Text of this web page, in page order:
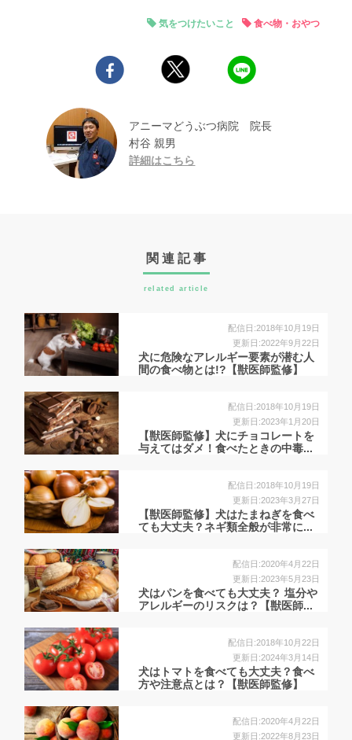
気をつけたいこと 食べ物・おやつ
アニーマどうぶつ病院 院長
村谷 親男
詳細はこちら
関連記事
related article
配信日:2018年10月19日
更新日:2022年9月22日
犬に危険なアレルギー要素が潜む人
間の食べ物とは!?【獣医師監修】
配信日:2018年10月19日
更新日:2023年1月20日
【獣医師監修】犬にチョコレートを
与えてはダメ！食べたときの中毒...
配信日:2018年10月19日
更新日:2023年3月27日
【獣医師監修】犬はたまねぎを食べ
ても大丈夫？ネギ類全般が非常に...
配信日:2020年4月22日
更新日:2023年5月23日
犬はパンを食べても大丈夫？ 塩分や
アレルギーのリスクは？【獣医師...
配信日:2018年10月22日
更新日:2024年3月14日
犬はトマトを食べても大丈夫？食べ
方や注意点とは？【獣医師監修】
配信日:2020年4月22日
更新日:2022年8月23日